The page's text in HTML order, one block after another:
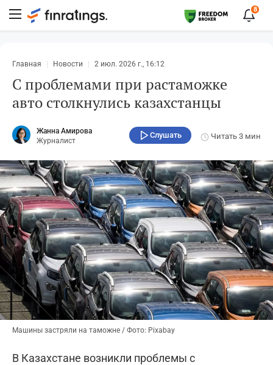
8
Главная Новости 2 июл. 2026 г., 16:12
С проблемами при растаможке
авто столкнулись казахстанцы
Жанна Амирова
Журналист
Слушать Читать 3 мин
Машины застряли на таможне / Фото: Pixabay
В Казахстане возникли проблемы с